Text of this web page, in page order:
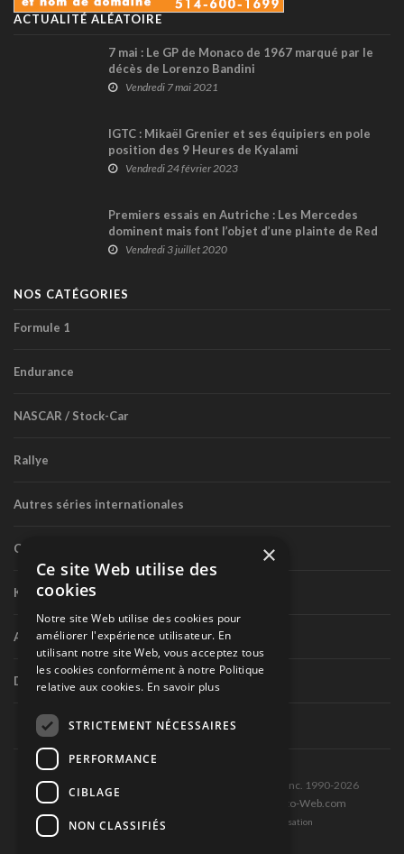
ACTUALITÉ ALÉATOIRE
7 mai : Le GP de Monaco de 1967 marqué par le
décès de Lorenzo Bandini
Vendredi 7 mai 2021
IGTC : Mikaël Grenier et ses équipiers en pole
position des 9 Heures de Kyalami
Vendredi 24 février 2023
Premiers essais en Autriche : Les Mercedes
dominent mais font l’objet d’une plainte de Red
Bull !Vendredi 3 juillet 2020
NOS CATÉGORIES
Formule 1
Endurance
NASCAR / Stock-Car
Rallye
Autres séries internationales
Circuit routier canadien
Karting
Autres séries nationales
Divers
Tous droits réservés © Les Éditions Pole-Position inc. 1990-2026
Ce site est produit et hébergé par Montréal-Photo-Web.com
Politique de confidentialité et Conditions d’utilisation
×
Ce site Web utilise des
cookies
Notre site Web utilise des cookies pour
améliorer l'expérience utilisateur. En
utilisant notre site Web, vous acceptez tous
les cookies conformément à notre Politique
relative aux cookies. En savoir plus
STRICTEMENT NÉCESSAIRES
PERFORMANCE
CIBLAGE
NON CLASSIFIÉS